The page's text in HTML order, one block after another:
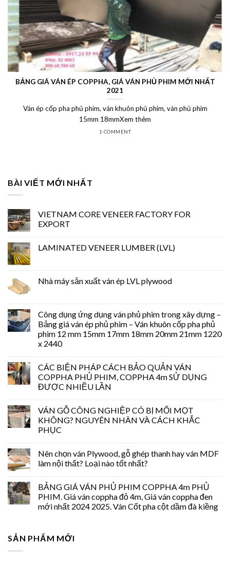
BẢNG GIÁ VÁN ÉP COPPHA, GIÁ VÁN PHỦ PHIM MỚI NHẤT
2021
Ván ép cốp pha phủ phim, ván khuôn phủ phim, ván phủ phim
15mm 18mmXem thêm
1 COMMENT
BÀI VIẾT MỚI NHẤT
VIETNAM CORE VENEER FACTORY FOR
EXPORT
LAMINATED VENEER LUMBER (LVL)
Nhà máy sản xuất ván ép LVL plywood
Công dụng ứng dụng ván phủ phim trong xây dựng –
Bảng giá ván ép phủ phim – Ván khuôn cốp pha phủ
phim 12 mm 15mm 17mm 18mm 20mm 21mm 1220
x 2440
CÁC BIỆN PHÁP CÁCH BẢO QUẢN VÁN
COPPHA PHỦ PHIM, COPPHA 4m SỬ DỤNG
ĐƯỢC NHIỀU LẦN
VÁN GỖ CÔNG NGHIỆP CÓ BỊ MỐI MỌT
KHÔNG? NGUYÊN NHÂN VÀ CÁCH KHẮC
PHỤC
Nên chọn ván Plywood, gỗ ghép thanh hay ván MDF
làm nội thất? Loại nào tốt nhất?
BẢNG GIÁ VÁN PHỦ PHIM COPPHA 4m PHỦ
PHIM. Giá ván coppha đỏ 4m, Giá ván coppha đen
mới nhất 2024 2025. Ván Cốt pha cột dầm đà kiềng
SẢN PHẨM MỚI